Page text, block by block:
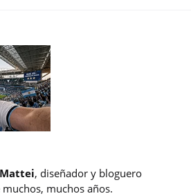
, diseñador y bloguero
muchos años.